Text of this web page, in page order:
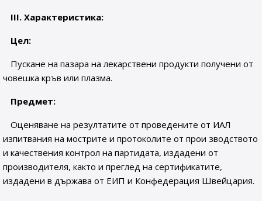
III. Характеристика:
Цел:
Пускане на пазара на лекарствени продукти получени от
човешка кръв или плазма.
Предмет:
Оценяване на резултатите от проведените от ИАЛ
изпитвания на мострите и протоколите от прои зводството
и качествения контрол на партидата, издадени от
производителя, както и преглед на сертификатите,
издадени в държава от ЕИП и Конфедерация Швейцария.